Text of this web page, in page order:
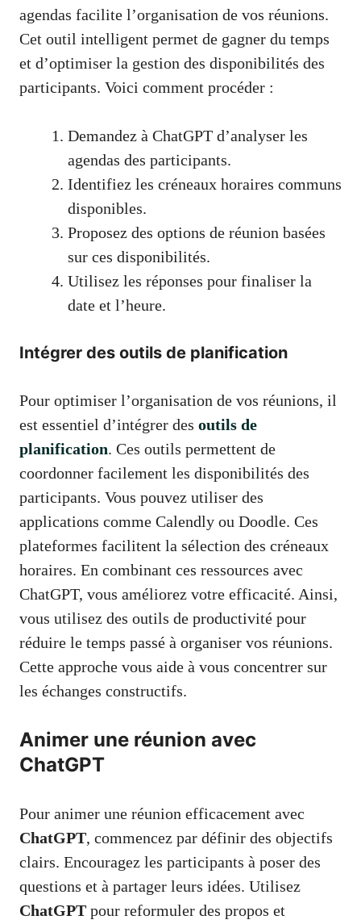
agendas facilite l’organisation de vos réunions.
Cet outil intelligent permet de gagner du temps
et d’optimiser la gestion des disponibilités des
participants. Voici comment procéder :
Demandez à ChatGPT d’analyser les
agendas des participants.
Identifiez les créneaux horaires communs
disponibles.
Proposez des options de réunion basées
sur ces disponibilités.
Utilisez les réponses pour finaliser la
date et l’heure.
Intégrer des outils de planification
Pour optimiser l’organisation de vos réunions, il
est essentiel d’intégrer des outils de
planification. Ces outils permettent de
coordonner facilement les disponibilités des
participants. Vous pouvez utiliser des
applications comme Calendly ou Doodle. Ces
plateformes facilitent la sélection des créneaux
horaires. En combinant ces ressources avec
ChatGPT, vous améliorez votre efficacité. Ainsi,
vous utilisez des outils de productivité pour
réduire le temps passé à organiser vos réunions.
Cette approche vous aide à vous concentrer sur
les échanges constructifs.
Animer une réunion avec
ChatGPT
Pour animer une réunion efficacement avec
ChatGPT, commencez par définir des objectifs
clairs. Encouragez les participants à poser des
questions et à partager leurs idées. Utilisez
ChatGPT pour reformuler des propos et